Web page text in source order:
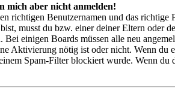
mich aber nicht anmelden!
richtigen Benutzernamen und das
musst du bzw. einer deiner Eltern oder
einigen Boards müssen alle neu
Aktivierung nötig ist oder nicht. Wenn du
Spam-Filter blockiert wurde. Wenn